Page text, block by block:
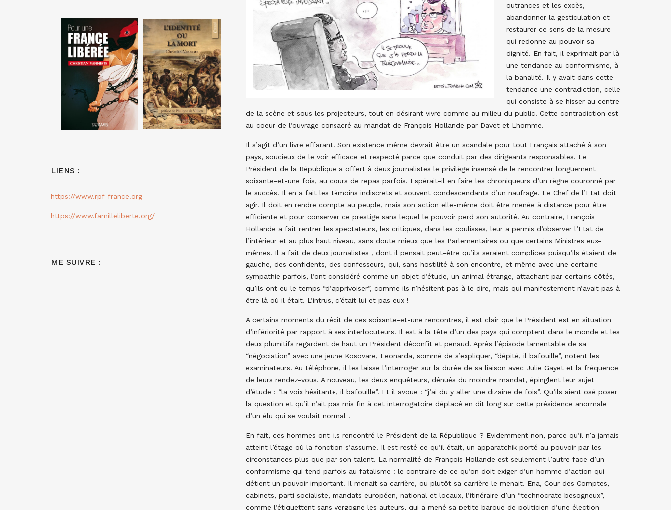
outrances et les excès,
abandonner la gesticulation et
restaurer ce sens de la mesure
qui redonne au pouvoir sa
dignité. En fait, il exprimait par là
une tendance au conformisme, à
la banalité. Il y avait dans cette
tendance une contradiction, celle
qui consiste à se hisser au centre
de la scène et sous les projecteurs, tout en désirant vivre comme au milieu du public. Cette contradiction est
au coeur de l’ouvrage consacré au mandat de François Hollande par Davet et Lhomme.
Il s’agit d’un livre effarant. Son existence même devrait être un scandale pour tout Français attaché à son
pays, soucieux de le voir efficace et respecté parce que conduit par des dirigeants responsables. Le
Président de la République a offert à deux journalistes le privilège insensé de le rencontrer longuement
soixante-et-une fois, au cours de repas parfois. Espérait-il en faire les chroniqueurs d’un règne couronné par
le succès. Il en a fait les témoins indiscrets et souvent condescendants d’un naufrage. Le Chef de l’Etat doit
agir. Il doit en rendre compte au peuple, mais son action elle-même doit être menée à distance pour être
efficiente et pour conserver ce prestige sans lequel le pouvoir perd son autorité. Au contraire, François
Hollande a fait rentrer les spectateurs, les critiques, dans les coulisses, leur a permis d’observer l’Etat de
l’intérieur et au plus haut niveau, sans doute mieux que les Parlementaires ou que certains Ministres eux-
mêmes. Il a fait de deux journalistes , dont il pensait peut-être qu’ils seraient complices puisqu’ils étaient de
gauche, des confidents, des confesseurs, qui, sans hostilité à son encontre, et même avec une certaine
sympathie parfois, l’ont considéré comme un objet d’étude, un animal étrange, attachant par certains côtés,
qu’ils ont eu le temps “d’apprivoiser”, comme ils n’hésitent pas à le dire, mais qui manifestement n’avait pas à
être là où il était. L’intrus, c’était lui et pas eux !
A certains moments du récit de ces soixante-et-une rencontres, il est clair que le Président est en situation
d’infériorité par rapport à ses interlocuteurs. Il est à la tête d’un des pays qui comptent dans le monde et les
deux plumitifs regardent de haut un Président déconfit et penaud. Après l’épisode lamentable de sa
“négociation” avec une jeune Kosovare, Leonarda, sommé de s’expliquer, “dépité, il bafouille”, notent les
examinateurs. Au téléphone, il les laisse l’interroger sur la durée de sa liaison avec Julie Gayet et la fréquence
de leurs rendez-vous. A nouveau, les deux enquêteurs, dénués du moindre mandat, épinglent leur sujet
d’étude : “la voix hésitante, il bafouille”. Et il avoue : “j’ai du y aller une dizaine de fois”. Qu’ils aient osé poser
la question et qu’il n’ait pas mis fin à cet interrogatoire déplacé en dit long sur cette présidence anormale
d’un élu qui se voulait normal !
En fait, ces hommes ont-ils rencontré le Président de la République ? Evidemment non, parce qu’il n’a jamais
atteint l’étage où la fonction s’assume. Il est resté ce qu’il était, un apparatchik porté au pouvoir par les
circonstances plus que par son talent. La normalité de François Hollande est seulement l’autre face d’un
conformisme qui tend parfois au fatalisme : le contraire de ce qu’on doit exiger d’un homme d’action qui
détient un pouvoir important. Il menait sa carrière, ou plutôt sa carrière le menait. Ena, Cour des Comptes,
cabinets, parti socialiste, mandats européen, national et locaux, l’itinéraire d’un “technocrate besogneux”,
comme l’étiquettent sans vergogne les auteurs, qui a mené sa petite barque de politicien d’une élection
LIENS :
https://www.rpf-france.org
https://www.familleliberte.org/
ME SUIVRE :